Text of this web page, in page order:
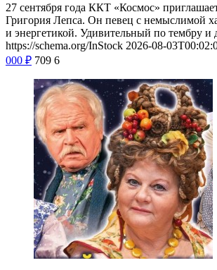
27 сентября года ККТ «Космос»
Григория Лепса. Он певец с немыслимой
и энергетикой. Удивительный по тембру и
https://schema.org/InStock 2026-08-
000 ₽ 709 6